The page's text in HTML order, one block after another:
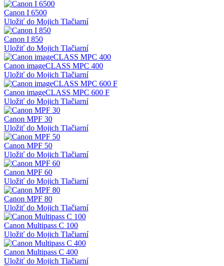
Canon I 6500
Uložiť do Mojich Tlačiarní
Canon I 850
Uložiť do Mojich Tlačiarní
Canon imageCLASS MPC 400
Uložiť do Mojich Tlačiarní
Canon imageCLASS MPC 600 F
Uložiť do Mojich Tlačiarní
Canon MPF 30
Uložiť do Mojich Tlačiarní
Canon MPF 50
Uložiť do Mojich Tlačiarní
Canon MPF 60
Uložiť do Mojich Tlačiarní
Canon MPF 80
Uložiť do Mojich Tlačiarní
Canon Multipass C 100
Uložiť do Mojich Tlačiarní
Canon Multipass C 400
Uložiť do Mojich Tlačiarní